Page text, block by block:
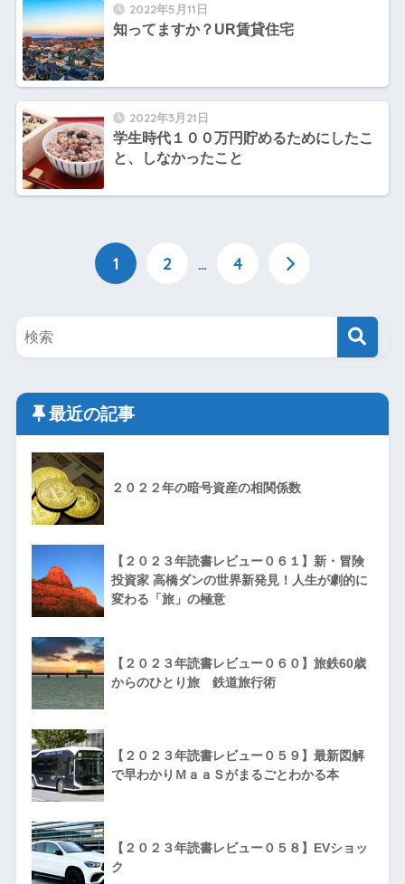
2022年5月11日
知ってますか？UR賃貸住宅
2022年3月21日
学生時代１００万円貯めるためにしたこ
と、しなかったこと
1 2 … 4
最近の記事
２０２２年の暗号資産の相関係数
【２０２３年読書レビュー０６１】新・冒険
投資家 高橋ダンの世界新発見！人生が劇的に
変わる「旅」の極意
【２０２３年読書レビュー０６０】旅鉄60歳
からのひとり旅 鉄道旅行術
【２０２３年読書レビュー０５９】最新図解
で早わかりＭａａＳがまるごとわかる本
【２０２３年読書レビュー０５８】EVショッ
ク